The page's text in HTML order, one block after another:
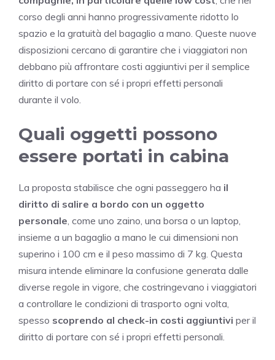
corso degli anni hanno progressivamente ridotto lo
spazio e la gratuità del bagaglio a mano. Queste nuove
disposizioni cercano di garantire che i viaggiatori non
debbano più affrontare costi aggiuntivi per il semplice
diritto di portare con sé i propri effetti personali
durante il volo.
Quali oggetti possono
essere portati in cabina
La proposta stabilisce che ogni passeggero ha il
diritto di salire a bordo con un oggetto
personale , come uno zaino, una borsa o un laptop,
insieme a un bagaglio a mano le cui dimensioni non
superino i 100 cm e il peso massimo di 7 kg. Questa
misura intende eliminare la confusione generata dalle
diverse regole in vigore, che costringevano i viaggiatori
a controllare le condizioni di trasporto ogni volta,
spesso scoprendo al check-in costi aggiuntivi per il
diritto di portare con sé i propri effetti personali.